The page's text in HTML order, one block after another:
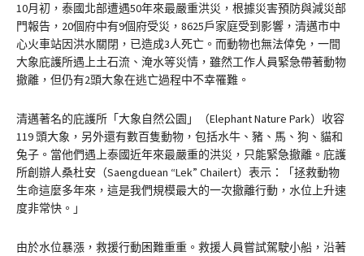
10月初，泰國北部遭遇50年來最嚴重洪災，根據災害預防與減災部
門報告，20個府中有9個府受災，8625戶家庭受到影響，清邁市中
心火車站因洪水關閉，已造成3人死亡。而動物也無法倖免，一間
大象庇護所遇上土石流、淹水等災情，雖然工作人員緊急帶著動物
撤離，但仍有2頭大象在逃亡過程中不幸罹難。
清邁著名的庇護所「大象自然公園」（Elephant Nature Park）收容
119 頭大象，另外還有數百隻動物，包括水牛、豬、馬、狗、貓和
兔子。當他們遇上泰國近年來最嚴重的洪災，只能緊急撤離。庇護
所創辦人桑杜安（Saengduean “Lek” Chailert）表示：「拯救動物
生命這麼多年來，這是我們規模最大的一次撤離行動，水位上升速
度非常快。」
由於水位暴漲，救援行動困難重重。救援人員嘗試駕駛小船，沿著